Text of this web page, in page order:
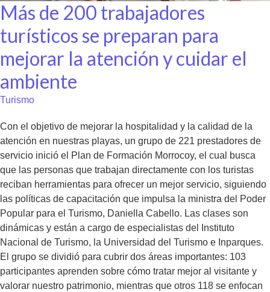
Más de 200 trabajadores
turísticos se preparan para
mejorar la atención y cuidar el
ambiente
Turismo
Con el objetivo de mejorar la hospitalidad y la calidad de la
atención en nuestras playas, un grupo de 221 prestadores de
servicio inició el Plan de Formación Morrocoy, el cual busca
que las personas que trabajan directamente con los turistas
reciban herramientas para ofrecer un mejor servicio, siguiendo
las políticas de capacitación que impulsa la ministra del Poder
Popular para el Turismo, Daniella Cabello. Las clases son
dinámicas y están a cargo de especialistas del Instituto
Nacional de Turismo, la Universidad del Turismo e Inparques.
El grupo se dividió para cubrir dos áreas importantes: 103
participantes aprenden sobre cómo tratar mejor al visitante y
valorar nuestro patrimonio, mientras que otros 118 se enfocan